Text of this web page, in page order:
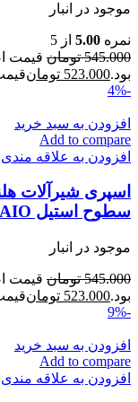
موجود در انبار
نمره 5.00 از 5
545.000 تومان
بود.523.000 تومانقیمت
-4%
افزودن به سبد خرید
Add to compare
افزودن به علاقه مندی
سطوح استیل ACCIAIO مدل ULTRA میل500 اصلی
موجود در انبار
545.000 تومان
بود.523.000 تومانقیمت
-9%
افزودن به سبد خرید
Add to compare
افزودن به علاقه مندی